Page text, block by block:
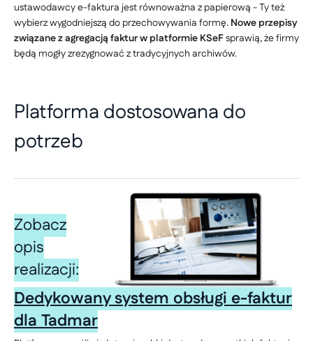
ustawodawcy e-faktura jest równoważna z papierową - Ty też
wybierz wygodniejszą do przechowywania formę. Nowe przepisy
związane z agregacją faktur w platformie KSeFsprawią, że firmy
będą mogły zrezygnować z tradycyjnych archiwów.
Platforma dostosowana do
potrzeb
Zobacz
opis
realizacji:
Dedykowany system obsługi e-faktur
dla Tadmar